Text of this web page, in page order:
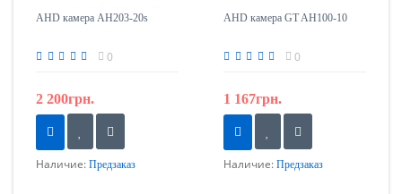
AHD камера AH203-20s
0
2 200грн.
Наличие: Предзаказ
AHD камера GT AH100-10
0
1 167грн.
Наличие: Предзаказ